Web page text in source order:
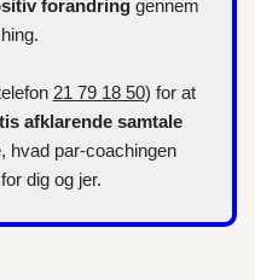
forandring gennem
21 79 18 50) for at
afklarende samtale
hvad par-coachingen
dig og jer.